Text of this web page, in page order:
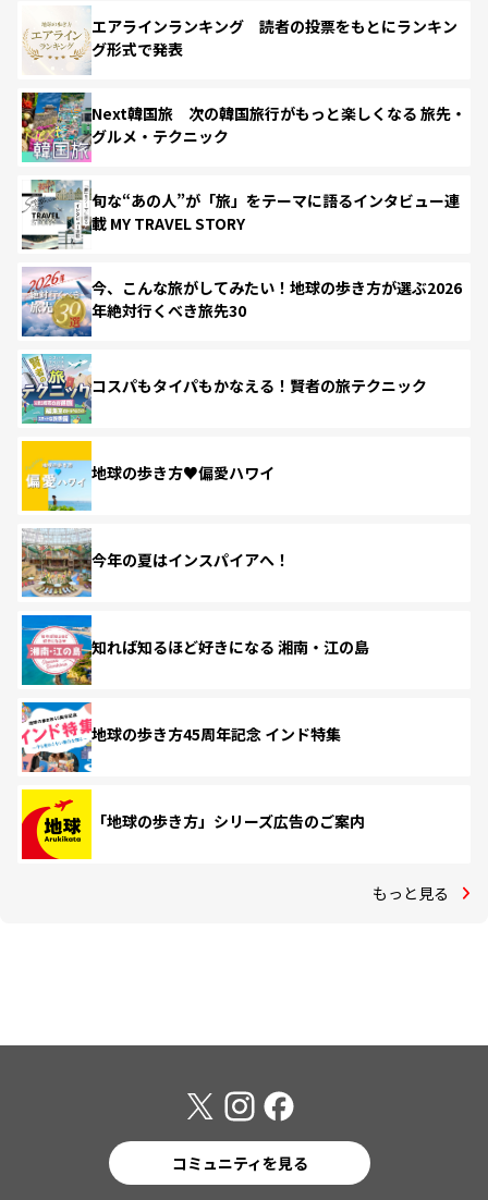
エアラインランキング 読者の投票をもとにランキン
グ形式で発表
Next韓国旅 次の韓国旅行がもっと楽しくなる 旅先・
グルメ・テクニック
旬な“あの人”が「旅」をテーマに語るインタビュー連
載 MY TRAVEL STORY
今、こんな旅がしてみたい！地球の歩き方が選ぶ2026
年絶対行くべき旅先30
コスパもタイパもかなえる！賢者の旅テクニック
地球の歩き方♥偏愛ハワイ
今年の夏はインスパイアへ！
知れば知るほど好きになる 湘南・江の島
地球の歩き方45周年記念 インド特集
「地球の歩き方」シリーズ広告のご案内
もっと見る
コミュニティを見る